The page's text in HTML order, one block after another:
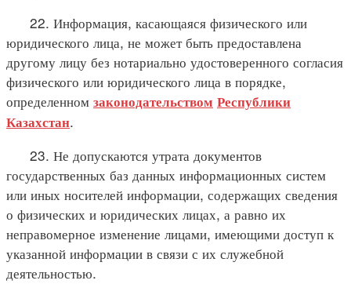
22. Информация, касающаяся физического или
юридического лица, не может быть предоставлена
другому лицу без нотариально удостоверенного согласия
физического или юридического лица в порядке,
определенном законодательством Республики
Казахстан.
23. Не допускаются утрата документов
государственных баз данных информационных систем
или иных носителей информации, содержащих сведения
о физических и юридических лицах, а равно их
неправомерное изменение лицами, имеющими доступ к
указанной информации в связи с их служебной
деятельностью.